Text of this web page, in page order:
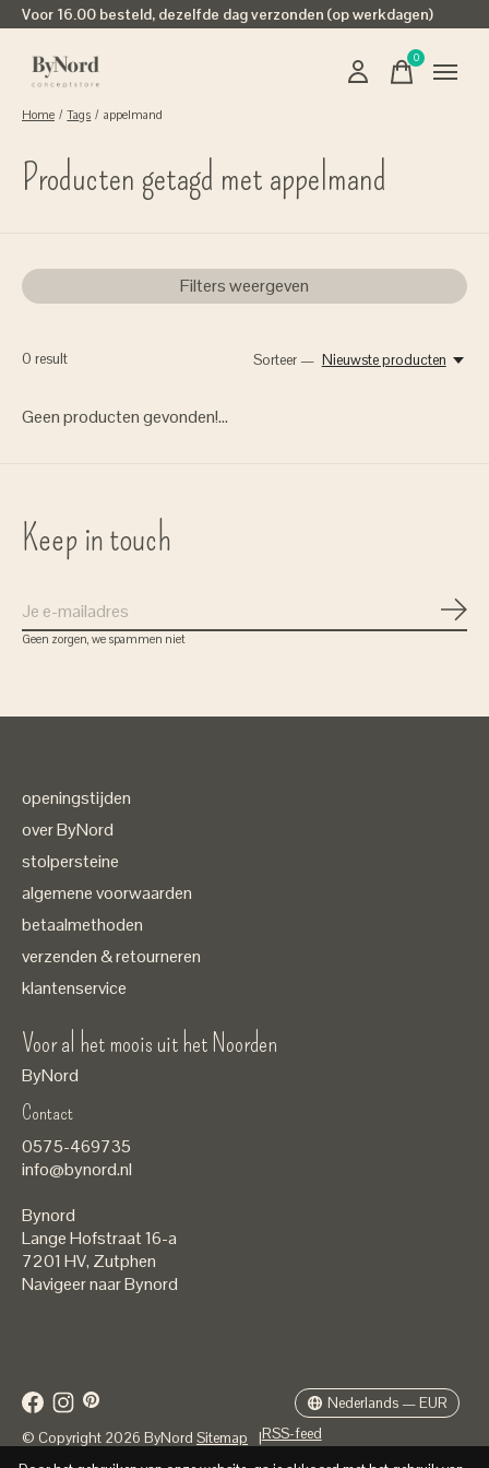
Voor 16.00 besteld, dezelfde dag verzonden (op werkdagen)
0items
Home / Tags / appelmand
Producten getagd met appelmand
Filters weergeven
0 result Sorteer — Nieuwste producten
Geen producten gevonden!...
Keep in touch
Geen zorgen, we spammen niet
openingstijden
over ByNord
stolpersteine
algemene voorwaarden
betaalmethoden
verzenden & retourneren
klantenservice
Voor al het moois uit het Noorden
ByNord
Contact
0575-469735
info@bynord.nl
Bynord
Lange Hofstraat 16-a
7201 HV, Zutphen
Navigeer naar Bynord
© Copyright 2026 ByNord Sitemap |RSS-feed
Nederlands — EUR